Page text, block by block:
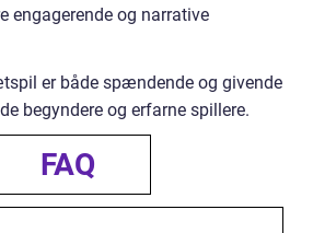
engagerende og narrative
er både spændende og givende
begyndere og erfarne spillere.
FAQ